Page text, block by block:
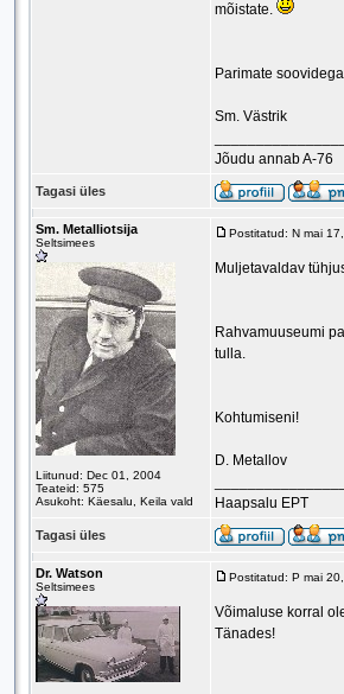
mõistate.
Parimate
Sm. Västrik
Jõudu annab A-76
Tagasi üles
Sm. Metalliotsija
Seltsimees
Liitunud: Dec 01, 2004
Teateid: 575
Asukoht: Käesalu, Keila vald
Postitatud: N mai
Muljetavaldav
Rahvamuuseumi
tulla.
Kohtumiseni!
D. Metallov
Haapsalu EPT
Tagasi üles
Dr. Watson
Seltsimees
Postitatud: P mai
Võimaluse korral
Tänades!